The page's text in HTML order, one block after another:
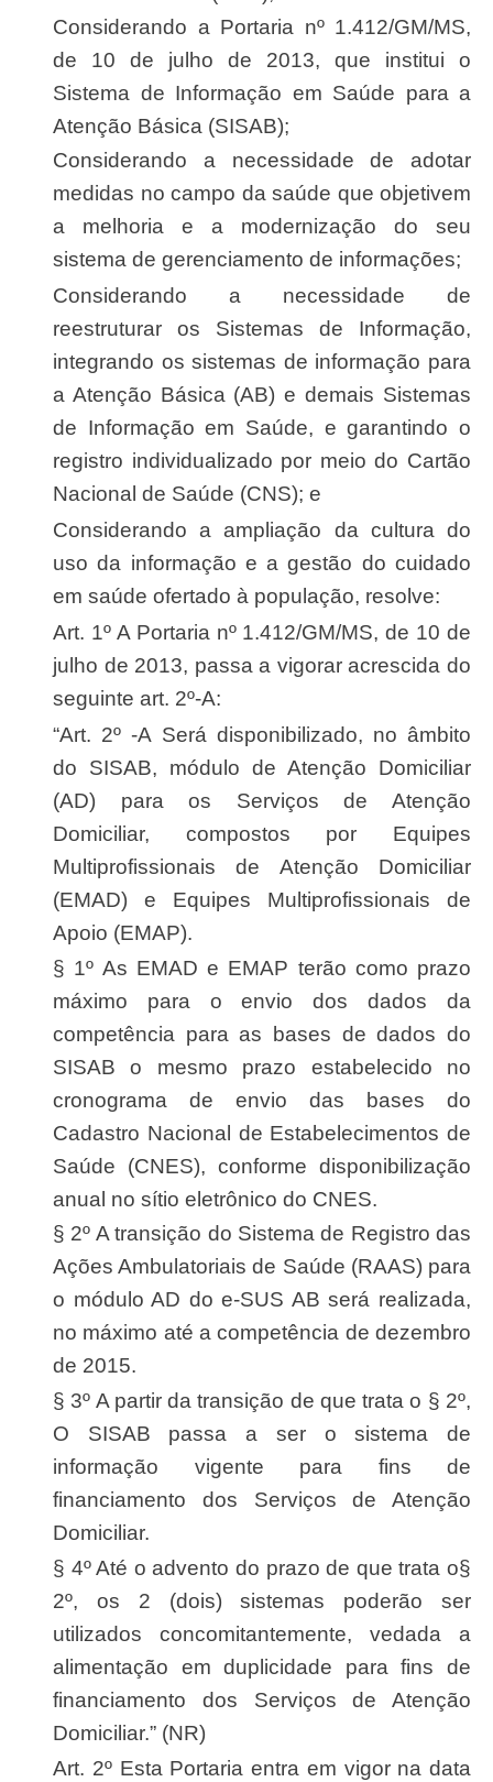
Considerando a Portaria nº 1.412/GM/MS,
de 10 de julho de 2013, que institui o
Sistema de Informação em Saúde para a
Atenção Básica (SISAB);
Considerando a necessidade de adotar
medidas no campo da saúde que objetivem
a melhoria e a modernização do seu
sistema de gerenciamento de informações;
Considerando a necessidade de
reestruturar os Sistemas de Informação,
integrando os sistemas de informação para
a Atenção Básica (AB) e demais Sistemas
de Informação em Saúde, e garantindo o
registro individualizado por meio do Cartão
Nacional de Saúde (CNS); e
Considerando a ampliação da cultura do
uso da informação e a gestão do cuidado
em saúde ofertado à população, resolve:
Art. 1º A Portaria nº 1.412/GM/MS, de 10 de
julho de 2013, passa a vigorar acrescida do
seguinte art. 2º-A:
“Art. 2º -A Será disponibilizado, no âmbito
do SISAB, módulo de Atenção Domiciliar
(AD) para os Serviços de Atenção
Domiciliar, compostos por Equipes
Multiprofissionais de Atenção Domiciliar
(EMAD) e Equipes Multiprofissionais de
Apoio (EMAP).
§ 1º As EMAD e EMAP terão como prazo
máximo para o envio dos dados da
competência para as bases de dados do
SISAB o mesmo prazo estabelecido no
cronograma de envio das bases do
Cadastro Nacional de Estabelecimentos de
Saúde (CNES), conforme disponibilização
anual no sítio eletrônico do CNES.
§ 2º A transição do Sistema de Registro das
Ações Ambulatoriais de Saúde (RAAS) para
o módulo AD do e-SUS AB será realizada,
no máximo até a competência de dezembro
de 2015.
§ 3º A partir da transição de que trata o § 2º,
O SISAB passa a ser o sistema de
informação vigente para fins de
financiamento dos Serviços de Atenção
Domiciliar.
§ 4º Até o advento do prazo de que trata o§
2º, os 2 (dois) sistemas poderão ser
utilizados concomitantemente, vedada a
alimentação em duplicidade para fins de
financiamento dos Serviços de Atenção
Domiciliar.” (NR)
Art. 2º Esta Portaria entra em vigor na data